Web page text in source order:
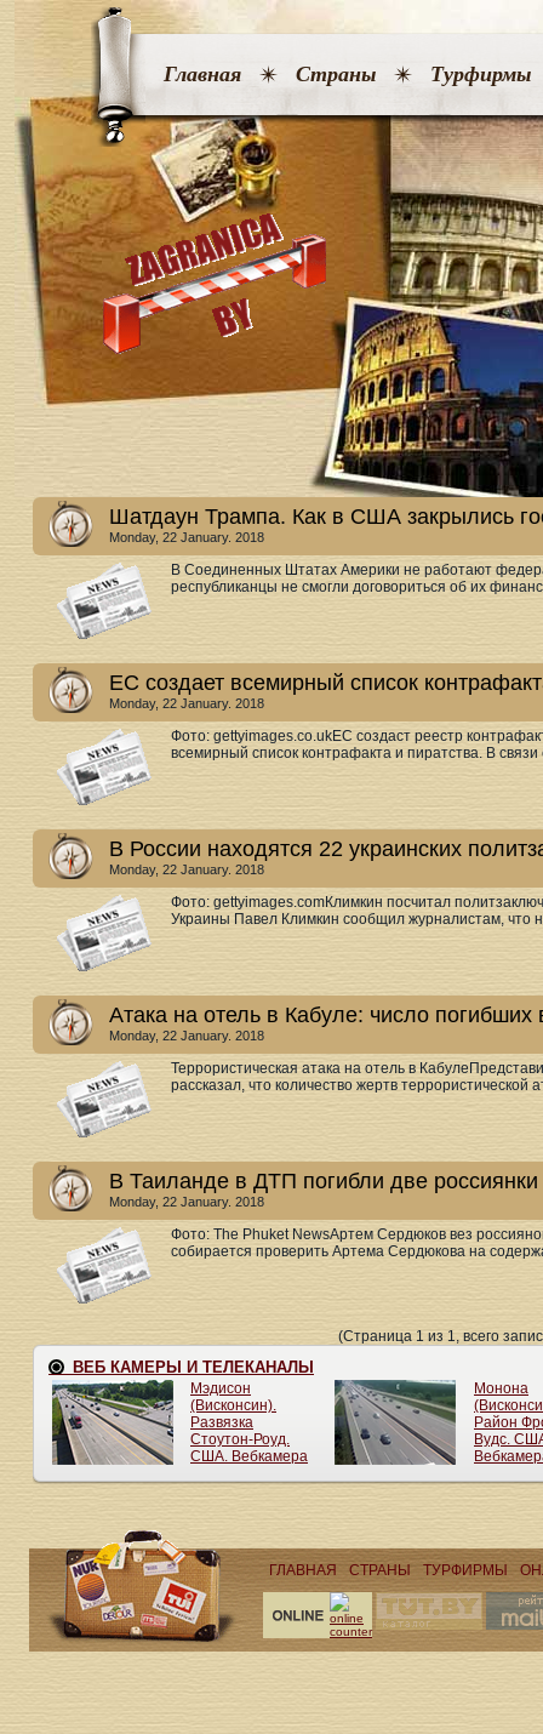
Главная Страны Турфирмы
Шатдаун Трампа. Как в США закрылись
Monday, 22 January. 2018
В Соединенных Штатах Америки не работают
республиканцы не смогли договориться об их
ЕС создает всемирный список
Monday, 22 January. 2018
Фото: gettyimages.co.ukЕС создаст реестр
всемирный список контрафакта и пиратства. В
В России находятся 22 украинских
Monday, 22 January. 2018
Фото: gettyimages.comКлимкин посчитал
Украины Павел Климкин сообщил журналистам, что
Атака на отель в Кабуле: число погибших
Monday, 22 January. 2018
Террористическая атака на отель в
рассказал, что количество жертв террористической
В Таиланде в ДТП погибли две
Monday, 22 January. 2018
Фото: The Phuket NewsАртем Сердюков вез
собирается проверить Артема Сердюкова на
(Страница 1 из 1, всего
ГЛАВНАЯ СТРАНЫ ТУРФИРМЫ